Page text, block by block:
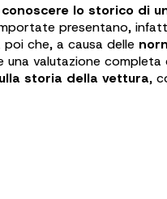
lo storico di
presentano,
che, a causa delle
una valutazione
storia della vettura,